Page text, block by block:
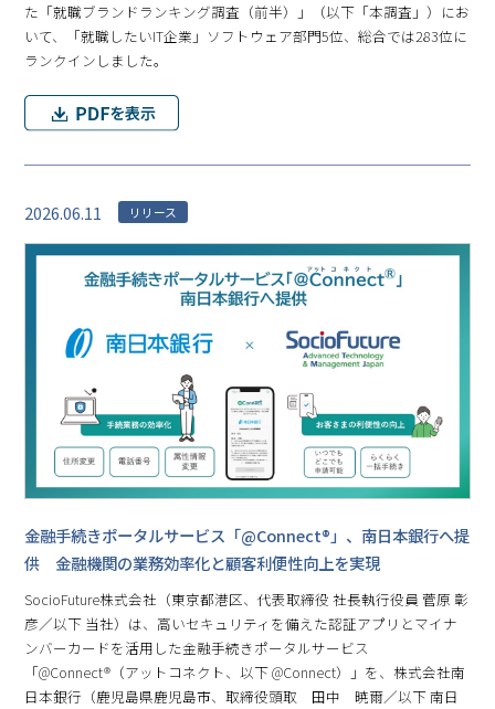
た「就職ブランドランキング調査（前半）」（以下「本調査」）にお
いて、「就職したいIT企業」ソフトウェア部門5位、総合では283位に
ランクインしました。
2026.06.11 リリース
金融手続きポータルサービス「@Connect®」、南日本銀行へ提
供 金融機関の業務効率化と顧客利便性向上を実現
SocioFuture株式会社（東京都港区、代表取締役 社長執行役員 菅原 彰
彦／以下 当社）は、高いセキュリティを備えた認証アプリとマイナ
ンバーカードを活用した金融手続きポータルサービス
「@Connect®（アットコネクト、以下 @Connect）」を、株式会社南
日本銀行（鹿児島県鹿児島市、取締役頭取 田中 暁爾／以下 南日